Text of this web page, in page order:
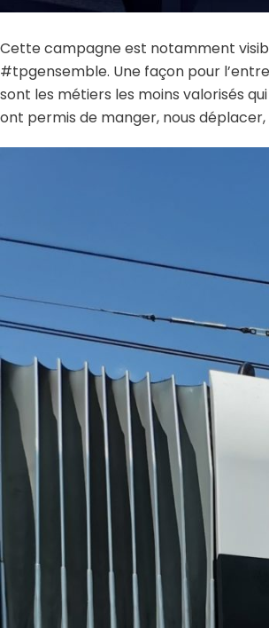
Cette campagne est notamment
#tpgensemble. Une façon pour
sont les métiers les moins valorisés
ont permis de manger, nous